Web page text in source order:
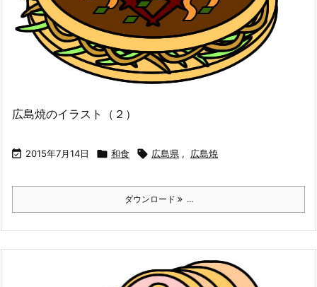
広島焼のイラスト（２）
 2015年7月14日  和食  広島県 , 広島焼
ダウンロード ...